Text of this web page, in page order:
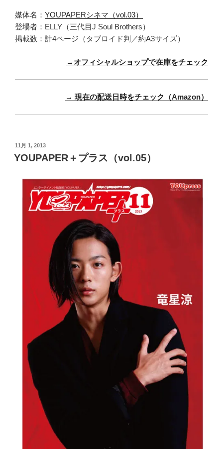
媒体名： YOUPAPERシネマ（vol.03）
登場者：ELLY（三代目J Soul Brothers）
掲載数：計4ページ（タブロイド判／約A3サイズ）
→オフィシャルショップで在庫をチェック
→ 現在の配送日時をチェック（Amazon）
投
稿
日:
11月 1, 2013
YOUPAPER＋プラス（vol.05）